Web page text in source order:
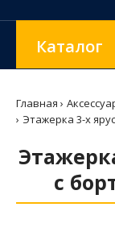
Каталог
Главная
Этажерка 3-х
с